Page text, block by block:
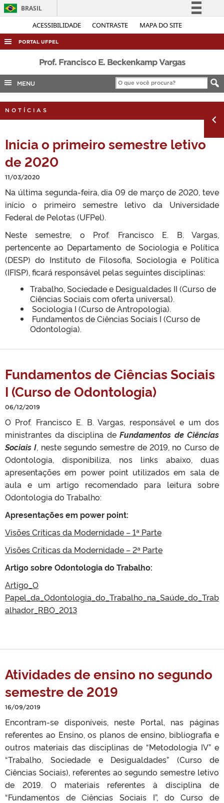
ACESSIBILIDADE CONTRASTE MAPA DO SITE
BRASIL
Simplifique!
Acesso à informação
Legislação
PORTAL UFPEL
ACESSO À INFORMAÇÃO
AUDITORIA
COBALTO
CONCURSOS
INTERNACIONAL
OUVIDORIA
PORTARIAS
TELEFONES
Prof. Francisco E. Beckenkamp Vargas
MENU
NOTÍCIAS
Inicia o primeiro semestre letivo
de 2020
11/03/2020
Na última segunda-feira, dia 09 de março de 2020, teve
início o primeiro semestre letivo da Universidade
Federal de Pelotas (UFPel).
Neste semestre, o Prof. Francisco E. B. Vargas,
pertencente ao Departamento de Sociologia e Política
(DESP) do Instituto de Filosofia, Sociologia e Política
(IFISP), ficará responsável pelas seguintes disciplinas:
Trabalho, Sociedade e Desigualdades II (Curso de
Ciências Sociais com oferta universal).
Sociologia I (Curso de Antropologia).
Fundamentos de Ciências Sociais I (Curso de
Odontologia).
Fundamentos de Ciências Sociais
I (Curso de Odontologia)
06/12/2019
O Prof. Francisco E. B. Vargas, responsável e um dos
ministrantes da disciplina de Fundamentos de Ciências
Sociais I, neste segundo semestre de 2019, no Curso de
Odontologia, disponibiliza, nos links abaixo, duas
apresentações em power point utilizados em sala de
aula e um artigo recomendado para leitura sobre
Odontologia do Trabalho:
Apresentações em power point:
Visões Críticas da Modernidade – 1ª Parte
Visões Críticas da Modernidade – 2ª Parte
Artigo sobre Odontologia do Trabalho:
Artigo_O
Papel_da_Odontologia_do_Trabalho_na_Saúde_do_Trab
alhador_RBO_2013
Atividades de ensino no segundo
semestre de 2019
16/09/2019
Encontram-se disponíveis, neste Portal, nas páginas
referentes ao Ensino, os planos de ensino, bibliografia e
outros materiais das disciplinas de “Metodologia IV” e
“Trabalho, Sociedade e Desigualdades” (Curso de
Ciências Sociais), referentes ao segundo semestre letivo
de 2019. O materiais referentes à disciplina de
“Fundamentos de Ciências Sociais I”, do Curso de